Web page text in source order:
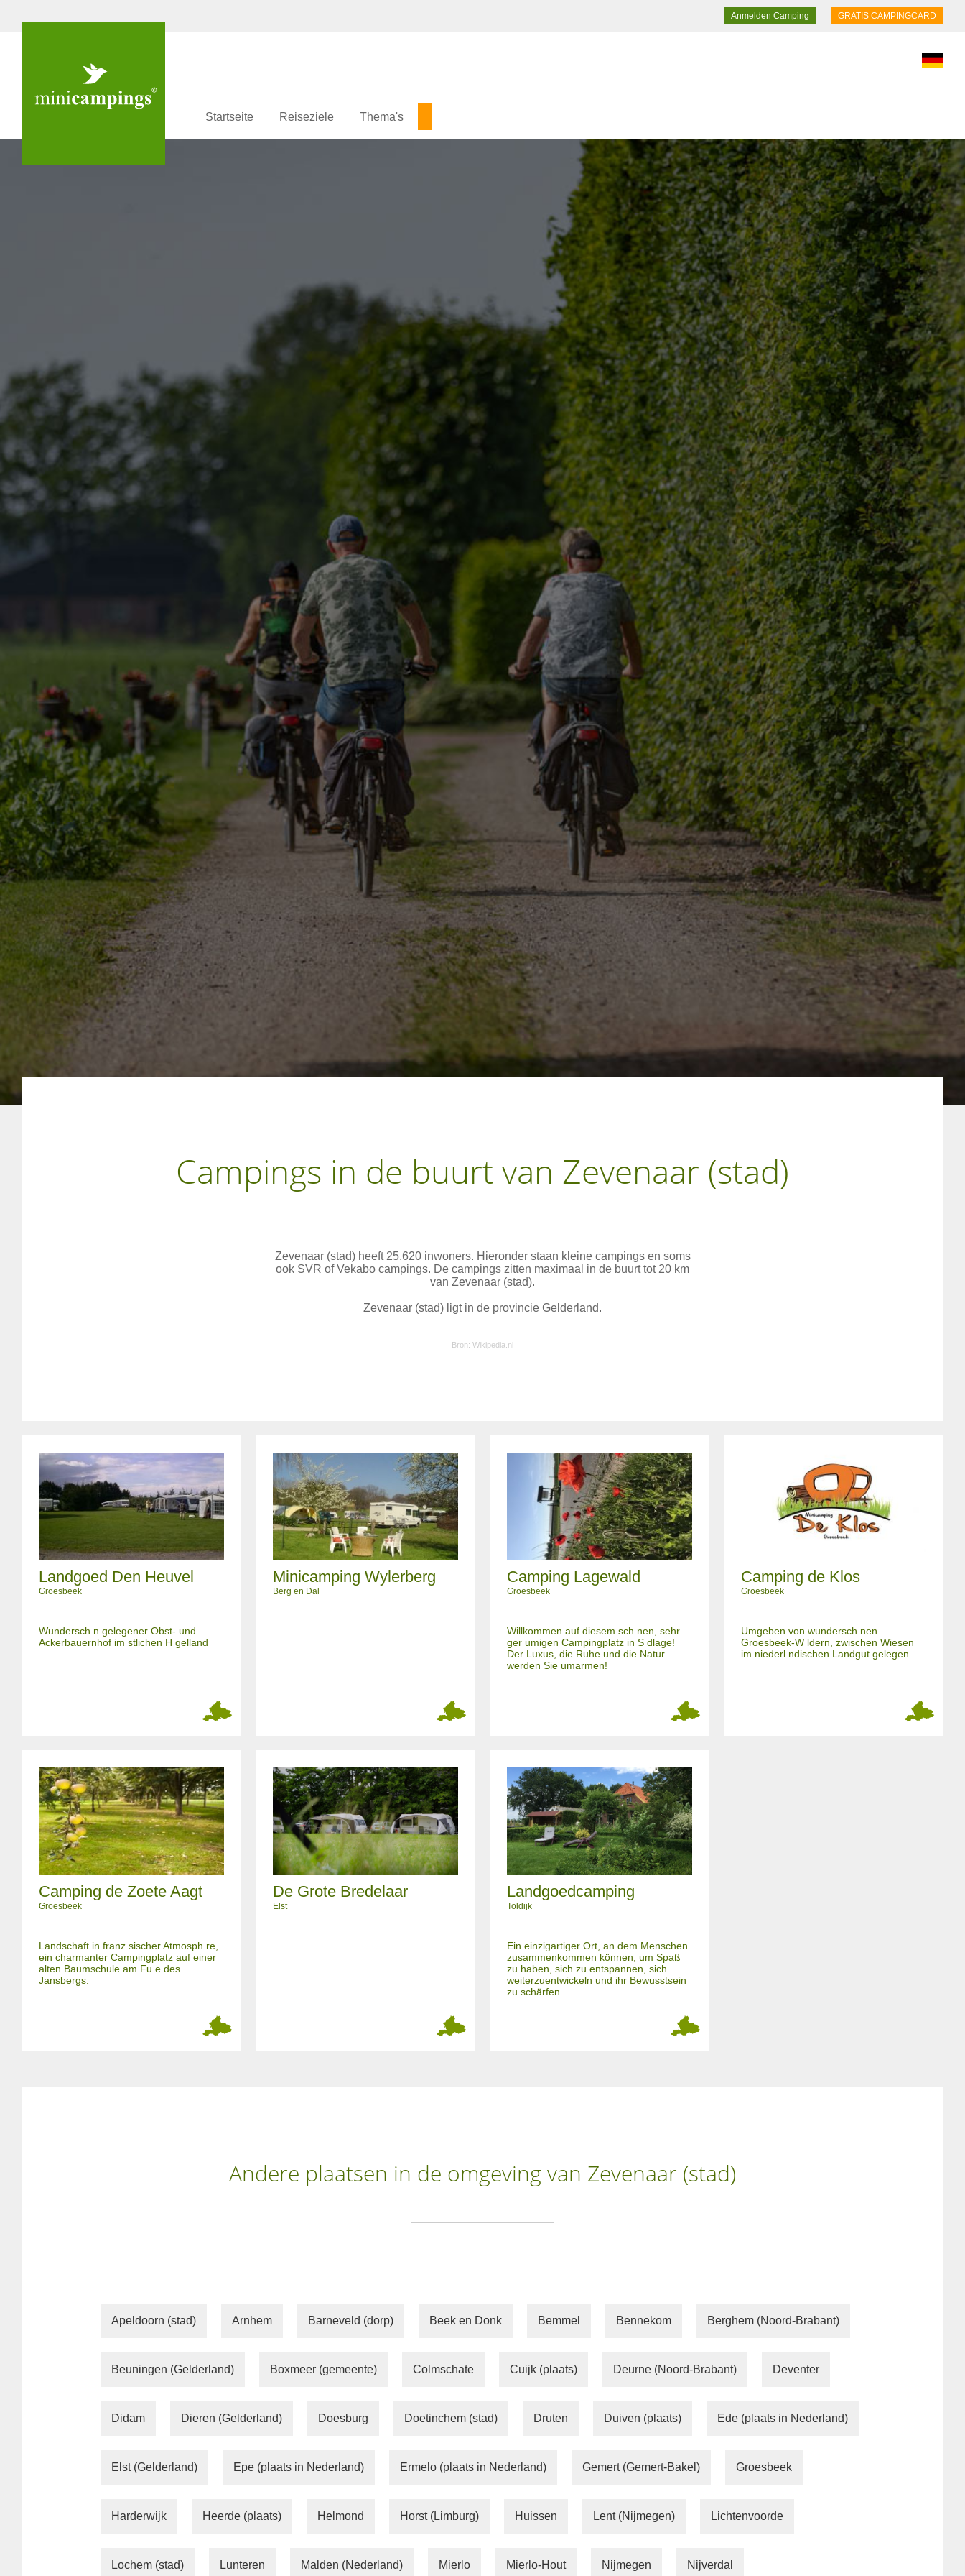
GRATIS CAMPINGCARD
Anmelden Camping
Startseite Reiseziele Thema's
Campings in de buurt van Zevenaar (stad)
Zevenaar (stad) heeft 25.620 inwoners. Hieronder staan kleine campings en soms
ook SVR of Vekabo campings. De campings zitten maximaal in de buurt tot 20 km
van Zevenaar (stad).
Zevenaar (stad) ligt in de provincie Gelderland.
Bron: Wikipedia.nl
Landgoed Den Heuvel
Groesbeek
Wundersch n gelegener Obst- und
Ackerbauernhof im stlichen H gelland
Minicamping Wylerberg
Berg en Dal
Camping Lagewald
Groesbeek
Willkommen auf diesem sch nen, sehr
ger umigen Campingplatz in S dlage!
Der Luxus, die Ruhe und die Natur
werden Sie umarmen!
Camping de Klos
Groesbeek
Umgeben von wundersch nen
Groesbeek-W ldern, zwischen Wiesen
im niederl ndischen Landgut gelegen
Camping de Zoete Aagt
Groesbeek
Landschaft in franz sischer Atmosph re,
ein charmanter Campingplatz auf einer
alten Baumschule am Fu e des
Jansbergs.
De Grote Bredelaar
Elst
Landgoedcamping
Toldijk
Ein einzigartiger Ort, an dem Menschen
zusammenkommen können, um Spaß
zu haben, sich zu entspannen, sich
weiterzuentwickeln und ihr Bewusstsein
zu schärfen
Andere plaatsen in de omgeving van Zevenaar (stad)
Apeldoorn (stad) Arnhem Barneveld (dorp) Beek en Donk Bemmel Bennekom Berghem (Noord-Brabant)
Beuningen (Gelderland) Boxmeer (gemeente) Colmschate Cuijk (plaats) Deurne (Noord-Brabant) Deventer
Didam Dieren (Gelderland) Doesburg Doetinchem (stad) Druten Duiven (plaats) Ede (plaats in Nederland)
Elst (Gelderland) Epe (plaats in Nederland) Ermelo (plaats in Nederland) Gemert (Gemert-Bakel) Groesbeek
Harderwijk Heerde (plaats) Helmond Horst (Limburg) Huissen Lent (Nijmegen) Lichtenvoorde
Lochem (stad) Lunteren Malden (Nederland) Mierlo Mierlo-Hout Nijmegen Nijverdal